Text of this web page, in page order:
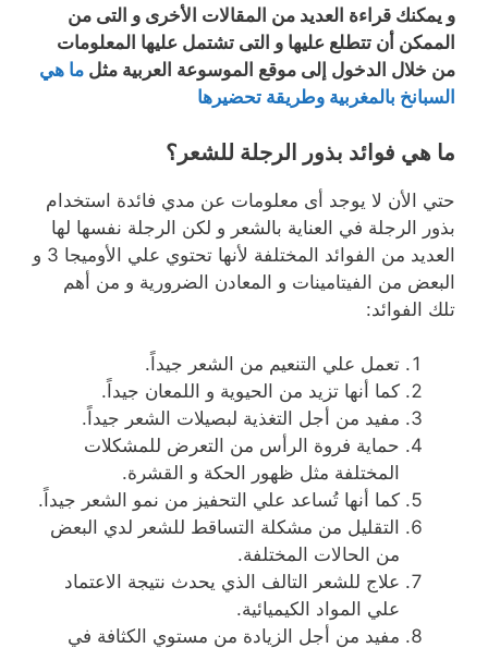
و يمكنك قراءة العديد من المقالات الأخرى و التى من
الممكن أن تتطلع عليها و التى تشتمل عليها المعلومات
من خلال الدخول إلى موقع الموسوعة العربية مثل ما هي
السبانخ بالمغربية وطريقة تحضيرها
ما هي فوائد بذور الرجلة للشعر؟
حتي الأن لا يوجد أى معلومات عن مدي فائدة استخدام
بذور الرجلة في العناية بالشعر و لكن الرجلة نفسها لها
العديد من الفوائد المختلفة لأنها تحتوي علي الأوميجا 3 و
البعض من الفيتامينات و المعادن الضرورية و من أهم
تلك الفوائد:
تعمل علي التنعيم من الشعر جيداً.
كما أنها تزيد من الحيوية و اللمعان جيداً.
مفيد من أجل التغذية لبصيلات الشعر جيداً.
حماية فروة الرأس من التعرض للمشكلات
المختلفة مثل ظهور الحكة و القشرة.
كما أنها تُساعد علي التحفيز من نمو الشعر جيداً.
التقليل من مشكلة التساقط للشعر لدي البعض
من الحالات المختلفة.
علاج للشعر التالف الذي يحدث نتيجة الاعتماد
علي المواد الكيميائية.
مفيد من أجل الزيادة من مستوي الكثافة في